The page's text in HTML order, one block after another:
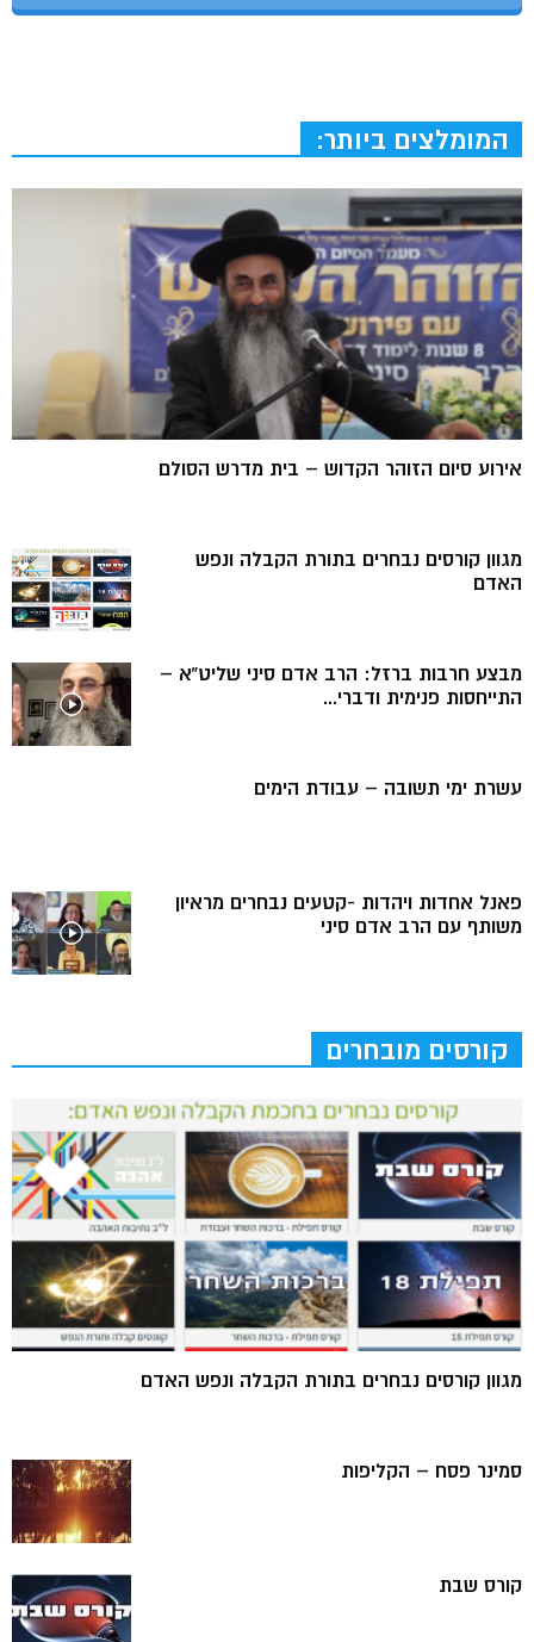
המומלצים ביותר:
אירוע סיום הזוהר הקדוש – בית מדרש הסולם
מגוון קורסים נבחרים בתורת הקבלה ונפש
האדם
מבצע חרבות ברזל: הרב אדם סיני שליט”א –
התייחסות פנימית ודברי...
עשרת ימי תשובה – עבודת הימים
פאנל אחדות ויהדות -קטעים נבחרים מראיון
משותף עם הרב אדם סיני
קורסים מובחרים
מגוון קורסים נבחרים בתורת הקבלה ונפש האדם
סמינר פסח – הקליפות
קורס שבת